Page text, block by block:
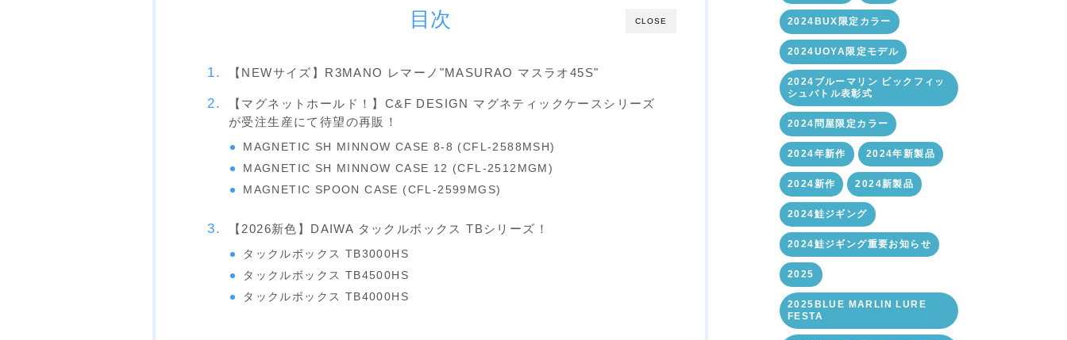
CLOSE
目次
【NEWサイズ】R3MANO レマーノ"MASURAO マスラオ45S"
【マグネットホールド！】C&F DESIGN マグネティックケースシリーズ
が受注生産にて待望の再販！
MAGNETIC SH MINNOW CASE 8-8 (CFL-2588MSH)
MAGNETIC SH MINNOW CASE 12 (CFL-2512MGM)
MAGNETIC SPOON CASE (CFL-2599MGS)
【2026新色】DAIWA タックルボックス TBシリーズ！
タックルボックス TB3000HS
タックルボックス TB4500HS
タックルボックス TB4000HS
2024BUX限定カラー
2024UOYA限定モデル
2024ブルーマリン ビックフィッ
シュバトル表彰式
2024問屋限定カラー
2024年新作 2024年新製品
2024新作 2024新製品
2024鮭ジギング
2024鮭ジギング重要お知らせ
2025
2025BLUE MARLIN LURE
FESTA